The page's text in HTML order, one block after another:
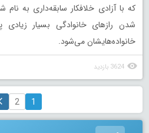
که با آزادی خلافکار سابقه‌داری به
شدن رازهای خانوادگی بسیار زیادی
خانواده‌هایشان می‌شود.
3624 بازدید
1
2